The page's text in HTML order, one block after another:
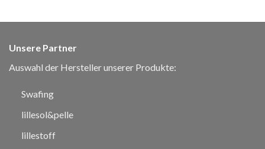
Unsere Partner
Auswahl der Hersteller unserer Produkte:
Swafing
lillesol&pelle
lillestoff